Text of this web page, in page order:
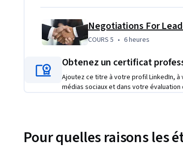
Negotiations For
COURS 5 6 heures
COURS 5 • 6 heures
Obtenez un certificat
Ajoutez ce titre à votre profil LinkedIn, à
médias sociaux et dans votre
Pour quelles raisons les